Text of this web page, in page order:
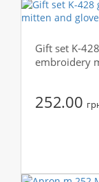
Gift set K-
embroidery
252.00